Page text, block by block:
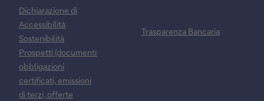
Dichiarazione di
Accessibilità
Sostenibilità
Prospetti (documenti
obbligazioni
certificati, emissioni
di terzi, offerte
Trasparenza Bancaria